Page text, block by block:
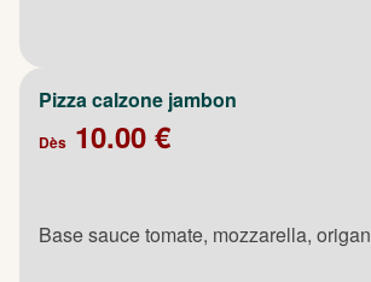
Pizza calzone jambon
Dès 10.00 €
Base sauce tomate, mozzarella,